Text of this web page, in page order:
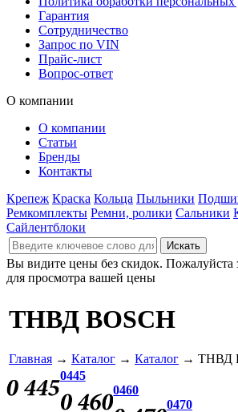
Гарантия
Сотрудничество
Запрос по VIN
Прайс-лист
Вопрос-ответ
О компании
О компании
Статьи
Бренды
Контакты
Крепеж Краска Кольца Пыльники
Ремкомплекты Ремни, ролики Сальники
Сайлентблоки
Вы видите цены без скидок. Пожалуйста
для просмотра вашей цены
ТНВД BOSCH
Главная → Каталог → Каталог → ТНВД
0445
0460
0470